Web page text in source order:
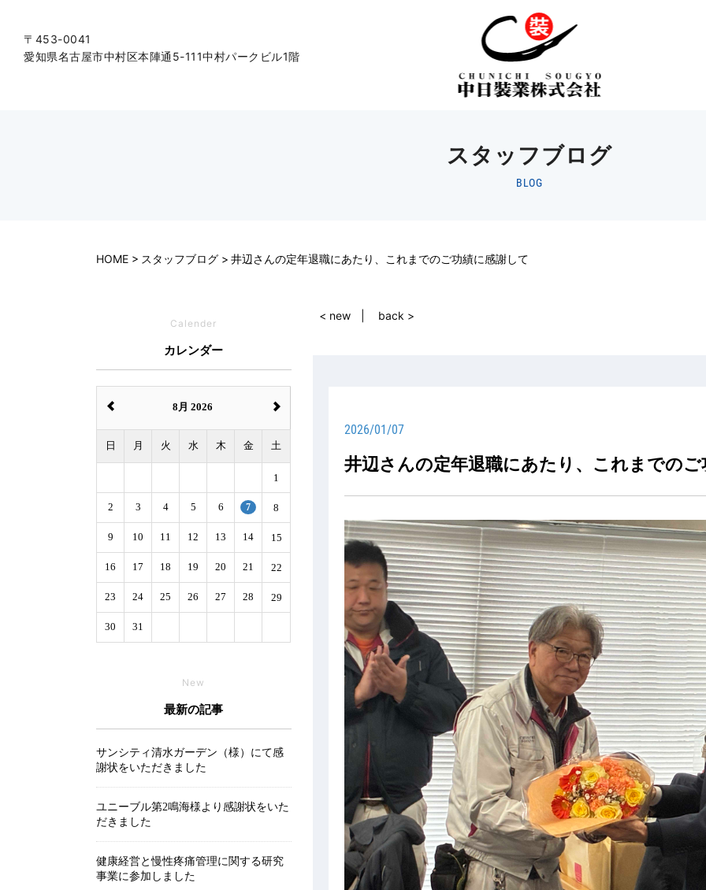
〒453-0041
愛知県名古屋市中村区本陣通5-111中村パークビル1階
スタッフブログ
BLOG
HOME スタッフブログ 井辺さんの定年退職にあたり、これまでのご功績に感謝して
< new back >
2026/01/07
井辺さんの定年退職にあたり、これまでの
Calender
カレンダー
8月 2026
日 月 火 水 木 金 土
1
2 3 4 5 6 7 8
9 10 11 12 13 14 15
16 17 18 19 20 21 22
23 24 25 26 27 28 29
30 31
New
最新の記事
サンシティ清水ガーデン（様）にて感
謝状をいただきました
ユニーブル第2鳴海様より感謝状をいた
だきました
健康経営と慢性疼痛管理に関する研究
事業に参加しました